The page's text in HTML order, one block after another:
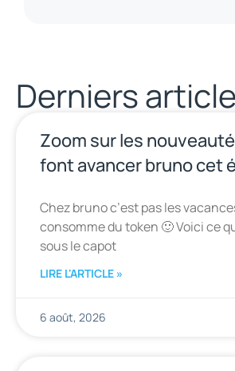
Derniers
Zoom sur les
font avancer bruno cet
Chez bruno c’est pas les
consomme du token 🙂 Voici ce
sous le capot
LIRE L'ARTICLE »
6 août, 2026